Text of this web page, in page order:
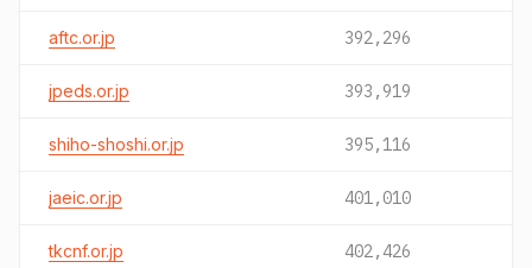
aftc.or.jp 392,296
jpeds.or.jp 393,919
shiho-shoshi.or.jp 395,116
jaeic.or.jp 401,010
tkcnf.or.jp 402,426